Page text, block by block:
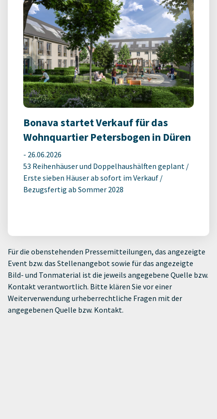
Bonava startet Verkauf für das
Wohnquartier Petersbogen in Düren
- 26.06.2026
53 Reihenhäuser und Doppelhaushälften geplant /
Erste sieben Häuser ab sofort im Verkauf /
Bezugsfertig ab Sommer 2028
Für die obenstehenden Pressemitteilungen, das angezeigte
Event bzw. das Stellenangebot sowie für das angezeigte
Bild- und Tonmaterial ist die jeweils angegebene Quelle bzw.
Kontakt verantwortlich. Bitte klären Sie vor einer
Weiterverwendung urheberrechtliche Fragen mit der
angegebenen Quelle bzw. Kontakt.